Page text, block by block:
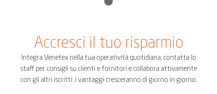
Accresci il tuo risparmio
Integra Venetex nella tua operatività quotidiana, contatta lo
staff per consigli su clienti e fornitori e collabora attivamente
con gli altri iscritti: i vantaggi cresceranno di giorno in giorno.